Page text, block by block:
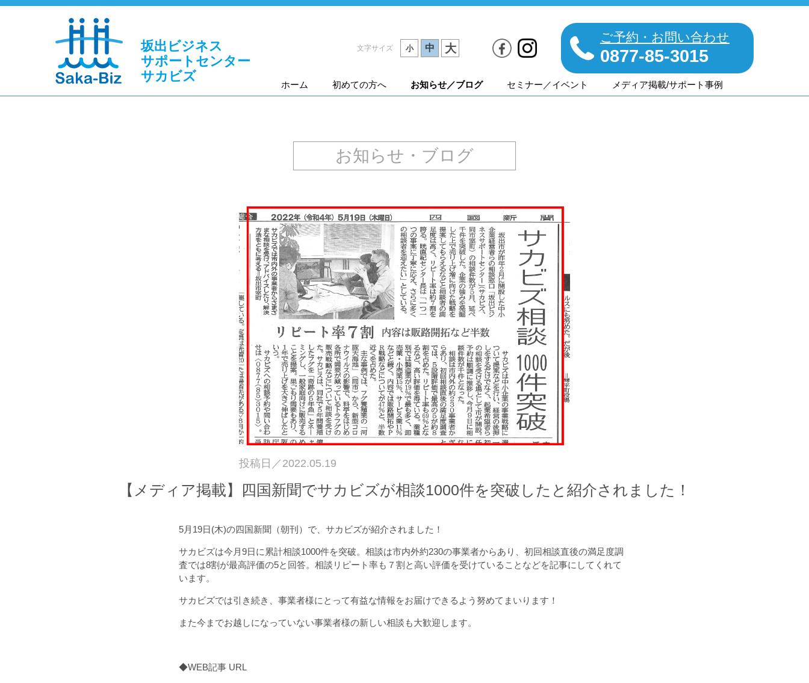
坂出ビジネス
サポートセンター
サカビズ
文字サイズ 小 中 大
ご予約・お問い合わせ
0877-85-3015
ホーム 初めての方へ お知らせ／ブログ セミナー／イベント メディア掲載/サポート事例
お知らせ・ブログ
投稿日／ 2022.05.19
【メディア掲載】四国新聞でサカビズが相談1000件を突破したと紹介されました！
5月19日(木)の四国新聞（朝刊）で、サカビズが紹介されました！
サカビズは今月9日に累計相談1000件を突破。相談は市内外約230の事業者からあり、初回相談直後の満足度調
査では8割が最高評価の5と回答。相談リピート率も７割と高い評価を受けていることなどを記事にしてくれて
います。
サカビズでは引き続き、事業者様にとって有益な情報をお届けできるよう努めてまいります！
また今までお越しになっていない事業者様の新しい相談も大歓迎します。
◆WEB記事 URL